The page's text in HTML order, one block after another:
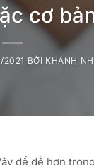
cơ
BỞI KHÁNH
để dễ hơn